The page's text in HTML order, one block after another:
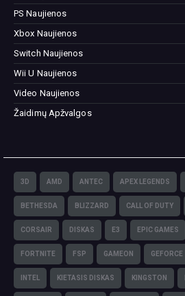
PS Naujienos
Xbox Naujienos
Switch Naujienos
Wii U Naujienos
Video Naujienos
Žaidimų Apžvalgos
3D AMD ANTEC APEX LEGENDS
BETHESDA BLIZZARD CALL OF DUTY
CORSAIR DISKAS E3 EPIC GAMES
FORTNITE FSP GAMEON GEFORCE
INTEL KIETASIS DISKAS KINGSTON